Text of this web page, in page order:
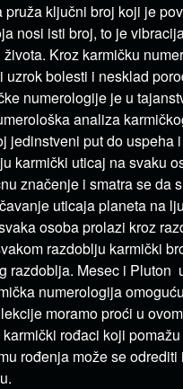
pruža ključni broj koji je
nosi isti broj, to je
Kroz karmičku
uzrok bolesti i nesklad
numerologije je u
analiza
jedinstveni put do uspeha
karmički uticaj na svaku
značenje i smatra se da
uticaja planeta na
osoba prolazi kroz
razdoblju karmički
razdoblja. Mesec i Pluton
numerologija
moramo proći u
rođaci koji
rođenja može se